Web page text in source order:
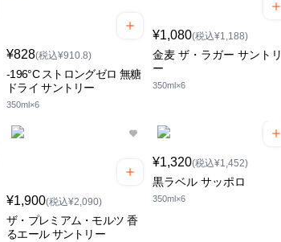
¥828(税込¥910.8)
-196°C ストロングゼロ 無糖
ドライ サントリー
350ml×6
¥1,080(税込¥1,188)
金麦 ザ・ラガー サントリ
ー
350ml×6
¥1,900(税込¥2,090)
ザ・プレミアム・モルツ 香
るエール サントリー
¥1,320(税込¥1,452)
黒ラベル サッポロ
350ml×6